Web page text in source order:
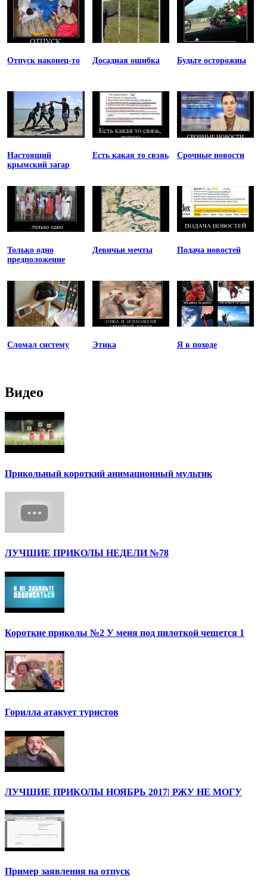
Отпуск наконец-то Досадная ошибка Будьте осторожны
Настоящий
крымский загар
Есть какая то свзяь Срочные новости
Только одно
предположение
Девичьи мечты Подача новостей
Сломал систему Этика Я в походе
Видео
Прикольный короткий анимационный мультик
ЛУЧШИЕ ПРИКОЛЫ НЕДЕЛИ №78
Короткие приколы №2 У меня под пилоткой чешется 1
Горилла атакует туристов
ЛУЧШИЕ ПРИКОЛЫ НОЯБРЬ 2017| РЖУ НЕ МОГУ
Пример заявления на отпуск